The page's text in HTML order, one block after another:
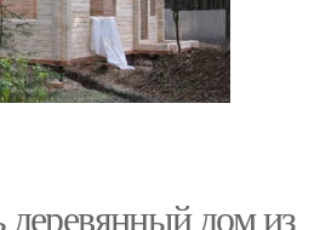
деревянный дом из